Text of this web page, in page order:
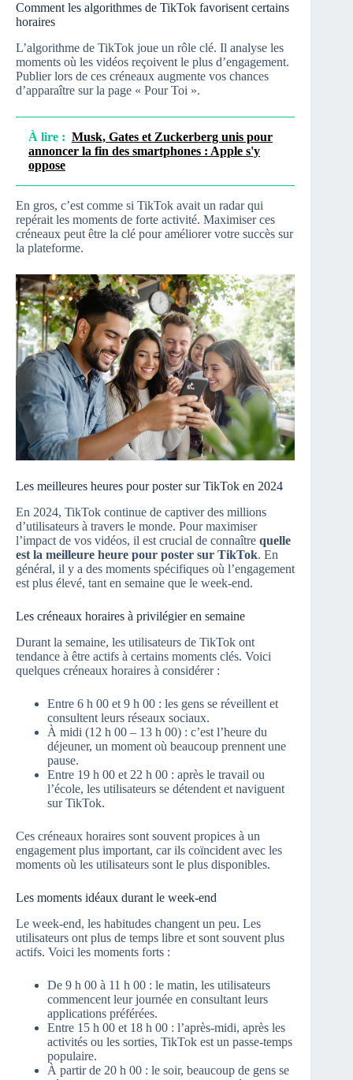
Comment les algorithmes de TikTok favorisent certains
horaires
L’algorithme de TikTok joue un rôle clé. Il analyse les
moments où les vidéos reçoivent le plus d’engagement.
Publier lors de ces créneaux augmente vos chances
d’apparaître sur la page « Pour Toi ».
À lire : Musk, Gates et Zuckerberg unis pour
annoncer la fin des smartphones : Apple s'y
oppose
En gros, c’est comme si TikTok avait un radar qui
repérait les moments de forte activité. Maximiser ces
créneaux peut être la clé pour améliorer votre succès sur
la plateforme.
Les meilleures heures pour poster sur TikTok en 2024
En 2024, TikTok continue de captiver des millions
d’utilisateurs à travers le monde. Pour maximiser
l’impact de vos vidéos, il est crucial de connaître quelle
est la meilleure heure pour poster sur TikTok. En
général, il y a des moments spécifiques où l’engagement
est plus élevé, tant en semaine que le week-end.
Les créneaux horaires à privilégier en semaine
Durant la semaine, les utilisateurs de TikTok ont
tendance à être actifs à certains moments clés. Voici
quelques créneaux horaires à considérer :
Entre 6 h 00 et 9 h 00 : les gens se réveillent et
consultent leurs réseaux sociaux.
À midi (12 h 00 – 13 h 00) : c’est l’heure du
déjeuner, un moment où beaucoup prennent une
pause.
Entre 19 h 00 et 22 h 00 : après le travail ou
l’école, les utilisateurs se détendent et naviguent
sur TikTok.
Ces créneaux horaires sont souvent propices à un
engagement plus important, car ils coïncident avec les
moments où les utilisateurs sont le plus disponibles.
Les moments idéaux durant le week-end
Le week-end, les habitudes changent un peu. Les
utilisateurs ont plus de temps libre et sont souvent plus
actifs. Voici les moments forts :
De 9 h 00 à 11 h 00 : le matin, les utilisateurs
commencent leur journée en consultant leurs
applications préférées.
Entre 15 h 00 et 18 h 00 : l’après-midi, après les
activités ou les sorties, TikTok est un passe-temps
populaire.
À partir de 20 h 00 : le soir, beaucoup de gens se